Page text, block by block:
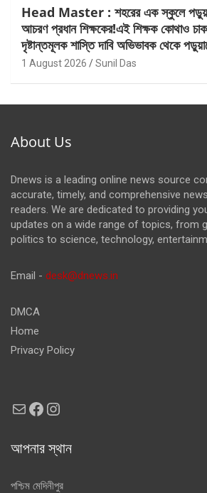
Head Master : শহরের এক স্কুলে
আচরণ প্রধান শিক্ষকের!এই শিক্ষক কোথাও
দৃষ্টান্তমূলক শাস্তি দাবি অভিভাবক থেকে
1 August 2026 Sunil Das
About Us
Dnews is a leading online news source
accurate, timely, and comprehensive
readers. We are dedicated to providing
updates on a wide range of topics, from
politics to science, technology,
Email - desk@dnews.in
DMCA
Home
Privacy Policy
MailFacebook
Instagram
আপনার স্থান
পশ্চিম মেদিনীপুর